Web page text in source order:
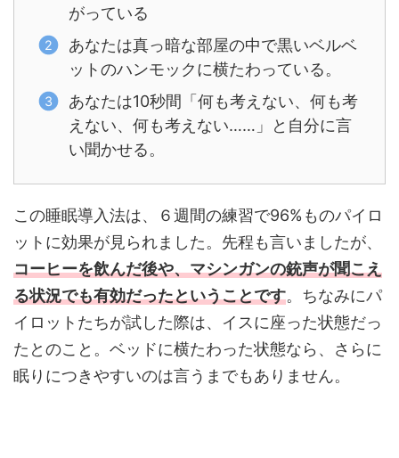
がっている
あなたは真っ暗な部屋の中で黒いベルベ
ットのハンモックに横たわっている。
あなたは10秒間「何も考えない、何も考
えない、何も考えない……」と自分に言
い聞かせる。
この睡眠導入法は、６週間の練習で96%ものパイロ
ットに効果が見られました。先程も言いましたが、
コーヒーを飲んだ後や、マシンガンの銃声が聞こえ
る状況でも有効だったということです。ちなみにパ
イロットたちが試した際は、イスに座った状態だっ
たとのこと。ベッドに横たわった状態なら、さらに
眠りにつきやすいのは言うまでもありません。